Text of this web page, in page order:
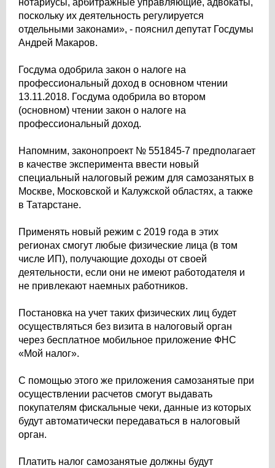
нотариусы, арбитражные управляющие, адвокаты,
поскольку их деятельность регулируется
отдельными законами», - пояснил депутат Госдумы
Андрей Макаров.
Госдума одобрила закон о налоге на
профессиональный доход в основном чтении
13.11.2018. Госдума одобрила во втором
(основном) чтении закон о налоге на
профессиональный доход.
Напомним, законопроект № 551845-7 предполагает
в качестве эксперимента ввести новый
специальный налоговый режим для самозанятых в
Москве, Московской и Калужской областях, а также
в Татарстане.
Применять новый режим с 2019 года в этих
регионах смогут любые физические лица (в том
числе ИП), получающие доходы от своей
деятельности, если они не имеют работодателя и
не привлекают наемных работников.
Постановка на учет таких физических лиц будет
осуществляться без визита в налоговый орган
через бесплатное мобильное приложение ФНС
«Мой налог».
С помощью этого же приложения самозанятые при
осуществлении расчетов смогут выдавать
покупателям фискальные чеки, данные из которых
будут автоматически передаваться в налоговый
орган.
Платить налог самозанятые должны будут